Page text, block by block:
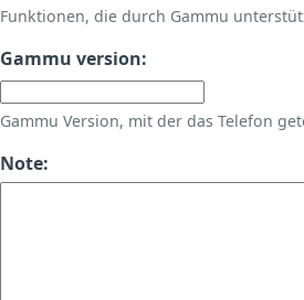
Funktionen, die durch Gammu
Gammu version:
Gammu Version, mit der das Telefon
Note: